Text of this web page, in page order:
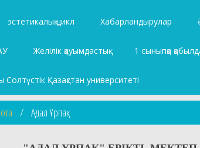
эстетикалық цикл Хабарландырулар
Желілік қауымдастық 1 сыныпқа
Қазақстан университеті
Адал Ұрпақ